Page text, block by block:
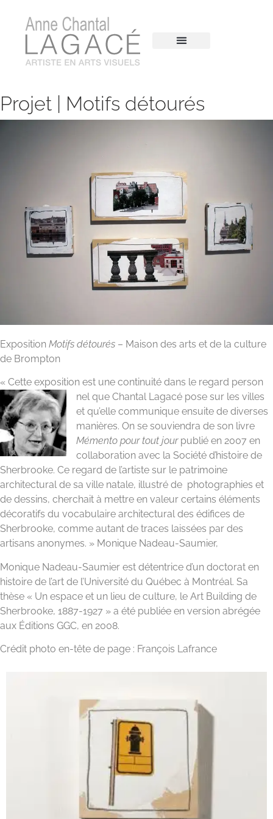
Projet | Motifs détourés
Exposition Motifs détourés – Maison des arts et de la culture
de Brompton
« Cette exposition est une continuité dans le regard person
nel que Chantal Lagacé pose sur les villes
et qu’elle communique ensuite de diverses
manières. On se souviendra de son livre
Mémento pour tout jour publié en 2007 en
collaboration avec la Société d’histoire de
Sherbrooke. Ce regard de l’artiste sur le patrimoine
architectural de sa ville natale, illustré de photographies et
de dessins, cherchait à mettre en valeur certains éléments
décoratifs du vocabulaire architectural des édifices de
Sherbrooke, comme autant de traces laissées par des
artisans anonymes. » Monique Nadeau-Saumier,
Monique Nadeau-Saumier est détentrice d’un doctorat en
histoire de l’art de l’Université du Québec à Montréal. Sa
thèse « Un espace et un lieu de culture, le Art Building de
Sherbrooke, 1887-1927 » a été publiée en version abrégée
aux Éditions GGC, en 2008.
Crédit photo en-tête de page : François Lafrance